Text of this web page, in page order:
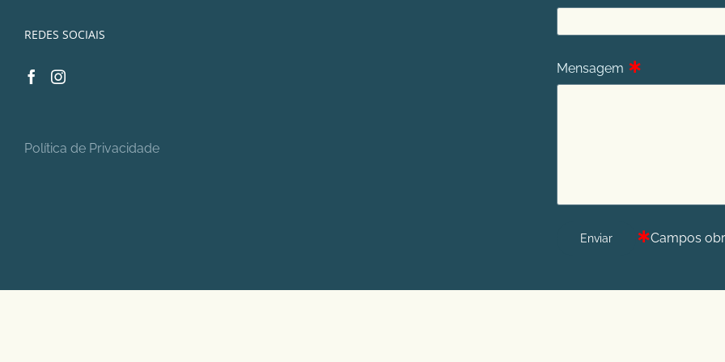
REDES SOCIAIS
Política de Privacidade
Mensagem ∗
∗Campos